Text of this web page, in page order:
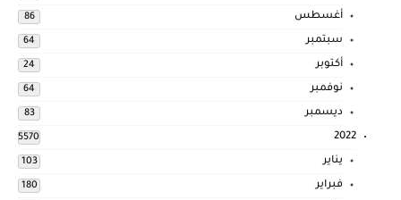
أغسطس 86
سبتمبر 64
أكتوبر 24
نوفمبر 64
ديسمبر 83
2022
5570
يناير 103
فبراير 180